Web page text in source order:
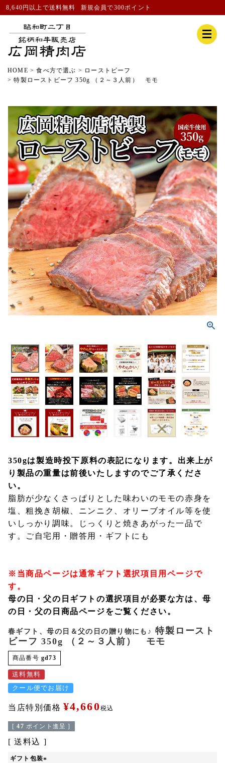
8,640円以上で送料無料 新規会員で300ポイント
HOME 食べ方で選ぶ
ローストビーフ
特製ローストビーフ 350g （２～３人前） モモ
350gは製造時投下原料の表記になります。出来上が
り製品の重量は前後いたしますのでご了承くださ
い。
脂肪が少なくさっぱりとした味わいのモモの赤身を
塩、粗挽き胡椒、ニンニク、オリーブオイル等を使
いしっかり調味。じっくりと焼きあがった一品で
す。ご自宅用・贈答用・ギフトにも
※当商品ページは通常ギフト選択項目用ページで
す。
母の日・父の日ギフトの選択項目が必要な方は、母
の日・父の日商品ページをご覧ください。
春ギフト、母の日＆父の日の贈り物にも♪ 特製ロースト
ビーフ 350g （２～３人前） モモ
商品番号 gd73
送料無料
クール便でお届け
当店特別価格 ¥4,660税込
[ 47 ポイント進呈 ]
送料込
ギフト包装